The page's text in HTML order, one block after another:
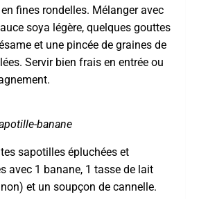
fines rondelles. Mélanger avec
soya légère, quelques gouttes
et une pincée de graines de
Servir bien frais en entrée ou
banane
sapotilles épluchées et
avec 1 banane, 1 tasse de lait
et un soupçon de cannelle.